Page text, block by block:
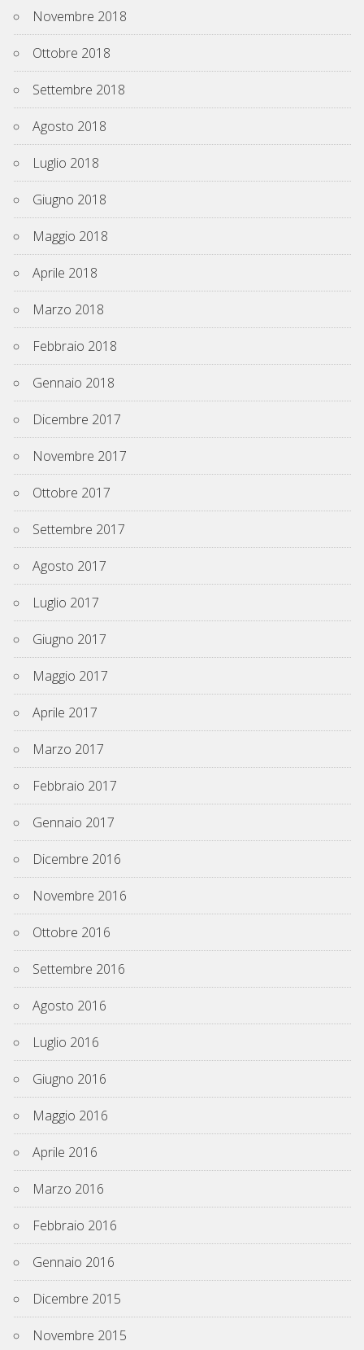
Novembre 2018
Ottobre 2018
Settembre 2018
Agosto 2018
Luglio 2018
Giugno 2018
Maggio 2018
Aprile 2018
Marzo 2018
Febbraio 2018
Gennaio 2018
Dicembre 2017
Novembre 2017
Ottobre 2017
Settembre 2017
Agosto 2017
Luglio 2017
Giugno 2017
Maggio 2017
Aprile 2017
Marzo 2017
Febbraio 2017
Gennaio 2017
Dicembre 2016
Novembre 2016
Ottobre 2016
Settembre 2016
Agosto 2016
Luglio 2016
Giugno 2016
Maggio 2016
Aprile 2016
Marzo 2016
Febbraio 2016
Gennaio 2016
Dicembre 2015
Novembre 2015